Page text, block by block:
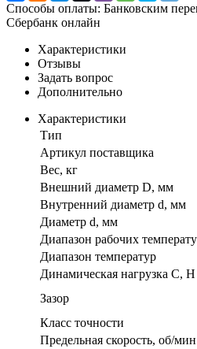
Способы оплаты: Банковским
Сбербанк онлайн
Характеристики
Отзывы
Задать вопрос
Дополнительно
Характеристики
Тип
Артикул поставщика
Вес, кг
Внешний диаметр D, мм
Внутренний диаметр d, мм
Диаметр d, мм
Диапазон рабочих
Диапазон температур
Динамическая нагрузка C, Н
Зазор
Класс точности
Предельная скорость, об/мин